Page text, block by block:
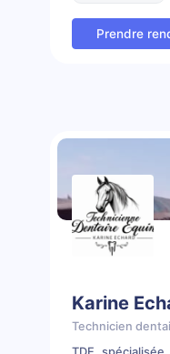
Prendre
Karine
Technicien